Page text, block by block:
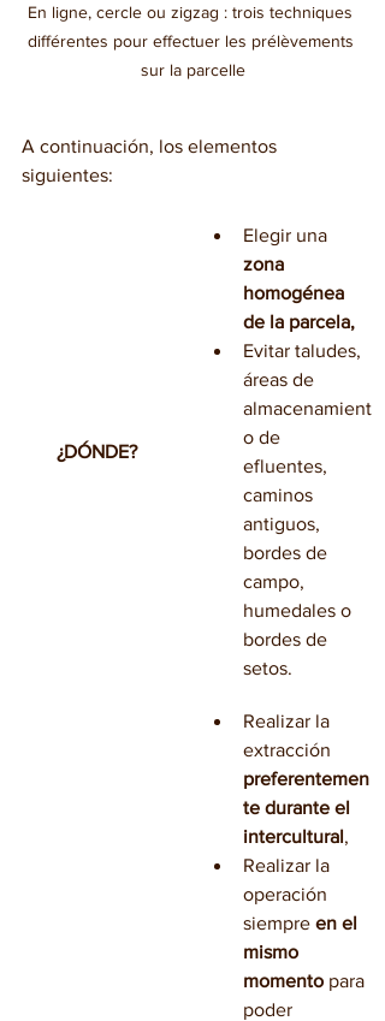
En ligne, cercle ou zigzag : trois techniques
différentes pour effectuer les prélèvements
sur la parcelle
A continuación, los elementos
siguientes:
¿DÓNDE?
Elegir una
zona
homogénea
de la parcela,
Evitar taludes,
áreas de
almacenamient
o de
efluentes,
caminos
antiguos,
bordes de
campo,
humedales o
bordes de
setos.
Realizar la
extracción
preferentemen
te durante el
intercultural,
Realizar la
operación
siempre en el
mismo
momento para
poder